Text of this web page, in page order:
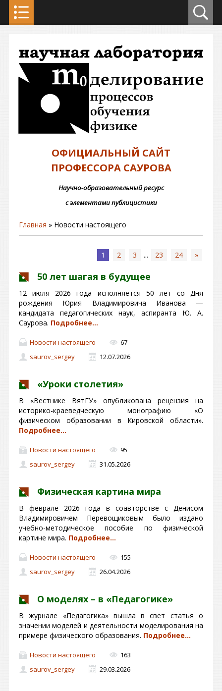
ОФИЦИАЛЬНЫЙ САЙТ
ПРОФЕССОРА САУРОВА
Научно-образовательный ресурс
с элементами публицистики
Главная » Новости настоящего
1 2 3 ... 23 24 »
50 лет шагая в будущее
12 июля 2026 года исполняется 50 лет со Дня
рождения Юрия Владимировича Иванова —
кандидата педагогических наук, аспиранта Ю. А.
Саурова. Подробнее…
Новости настоящего
67
saurov_sergey
12.07.2026
«Уроки столетия»
В «Вестнике ВятГУ» опубликована рецензия на
историко-краеведческую монографию «О
физическом образовании в Кировской области».
Подробнее…
Новости настоящего
95
saurov_sergey
31.05.2026
Физическая картина мира
В феврале 2026 года в соавторстве с Денисом
Владимировичем Перевощиковым было издано
учебно-методическое пособие по физической
картине мира. Подробнее…
Новости настоящего
155
saurov_sergey
26.04.2026
О моделях – в «Педагогике»
В журнале «Педагогика» вышла в свет статья о
значении моделей и деятельности моделирования на
примере физического образования. Подробнее…
Новости настоящего
163
saurov_sergey
29.03.2026